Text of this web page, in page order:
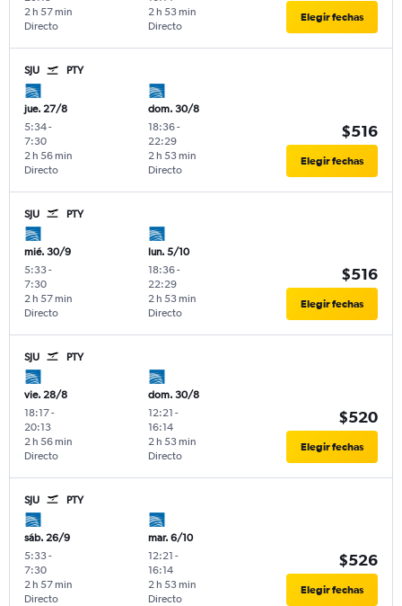
Directo
2 h 57 min
Directo
2 h 53 min Elegir fechas
SJU PTY
jue. 27/8
5:34-
7:30
Directo
2 h 56 min
dom. 30/8
18:36-
22:29
Directo
2 h 53 min
$516
Elegir fechas
SJU PTY
mié. 30/9
5:33-
7:30
Directo
2 h 57 min
lun. 5/10
18:36-
22:29
Directo
2 h 53 min
$516
Elegir fechas
SJU PTY
vie. 28/8
18:17-
20:13
Directo
2 h 56 min
dom. 30/8
12:21 -
16:14
Directo
2 h 53 min
$520
Elegir fechas
SJU PTY
sáb. 26/9
5:33-
7:30
Directo
2 h 57 min
mar. 6/10
12:21 -
16:14
Directo
2 h 53 min
$526
Elegir fechas